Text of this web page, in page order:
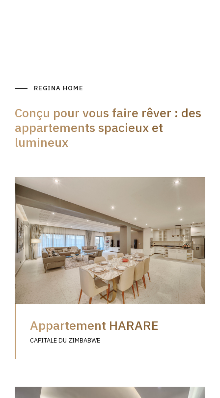
REGINA HOME
Conçu pour vous faire rêver : des
appartements spacieux et
lumineux
Appartement HARARE
CAPITALE DU ZIMBABWE